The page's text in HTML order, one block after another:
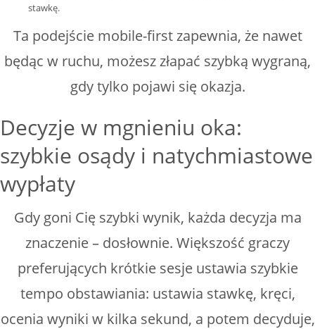
stawkę.
Ta podejście mobile-first zapewnia, że nawet
będąc w ruchu, możesz złapać szybką wygraną,
gdy tylko pojawi się okazja.
Decyzje w mgnieniu oka:
szybkie osądy i natychmiastowe
wypłaty
Gdy goni Cię szybki wynik, każda decyzja ma
znaczenie – dosłownie. Większość graczy
preferujących krótkie sesje ustawia szybkie
tempo obstawiania: ustawia stawkę, kręci,
ocenia wyniki w kilka sekund, a potem decyduje,